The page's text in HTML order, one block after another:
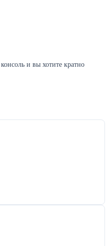
и вы хотите кратно